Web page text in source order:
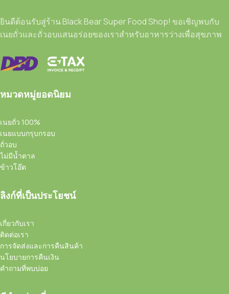
ยินดีต้อนรับสู่ร้าน Black Bear Super Food Shop! ขอเชิญพบกับ
เนยถั่วและถั่วอบแสนอร่อยของเราสำหรับอาหารว่างเพื่อสุขภาพ
หมวดหมู่ยอดนิยม
เนยถั่ว 100%
เนยแบบกรุบกรอบ
ถั่วอบ
ไม่มีน้ำตาล
ข้าวโอ๊ต
ลิงก์ที่เป็นประโยชน์
เกี่ยวกับเรา
ติดต่อเรา
การจัดส่งและการคืนสินค้า
นโยบายการคืนเงิน
คำถามที่พบบ่อย